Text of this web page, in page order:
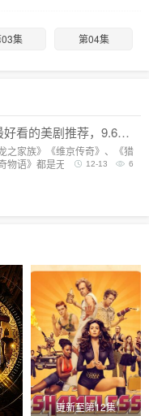
集 第04集
十大高分美剧排行榜，最好看的美剧推荐，9.6分神剧扎堆
之家族》《维京传奇》、《猎
物语》都是无法复制的经典，
6
12-13
更新至第12集